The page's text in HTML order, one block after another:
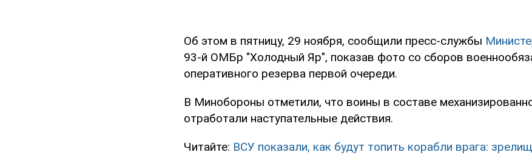
Об этом в пятницу, 29 ноября, сообщили пресс-службы
93-й ОМБр "Холодный Яр", показав фото со сборов
оперативного резерва первой очереди.
В Минобороны отметили, что воины в составе
отработали наступательные действия.
Читайте: ВСУ показали, как будут топить корабли врага: